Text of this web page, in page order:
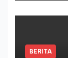
BERITA